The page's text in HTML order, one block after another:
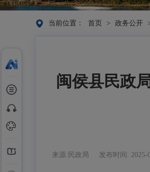
当前位置： 首页 > 政务公开
闽侯县民政
来源:民政局 发布时间: 2025-